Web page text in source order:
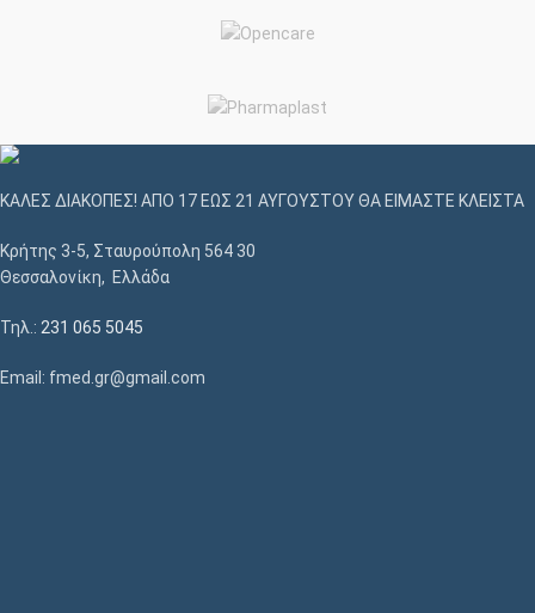
ΚΑΛΕΣ ΔΙΑΚΟΠΕΣ! ΑΠΟ 17 ΕΩΣ 21 ΑΥΓΟΥΣΤΟΥ ΘΑ ΕΙΜΑΣΤΕ ΚΛΕΙΣΤΑ
Κρήτης 3-5, Σταυρούπολη 564 30
Θεσσαλονίκη, Ελλάδα
Τηλ.: 231 065 5045
Email: fmed.gr@gmail.com